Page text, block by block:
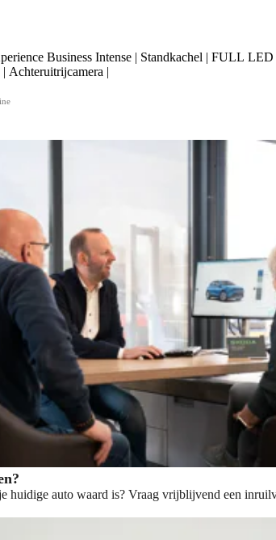
Business Intense | Standkachel | FULL
Achteruitrijcamera |
huidige auto waard is? Vraag vrijblijvend een